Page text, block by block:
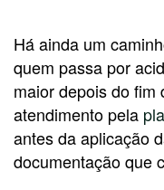
Há ainda um
quem passa por
maior depois do fim
atendimento pela
antes da aplicação
documentação que